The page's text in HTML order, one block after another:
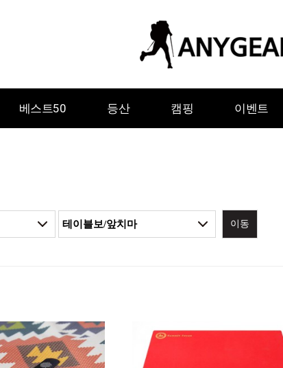
베스트50 등산 캠핑 이벤트
이동